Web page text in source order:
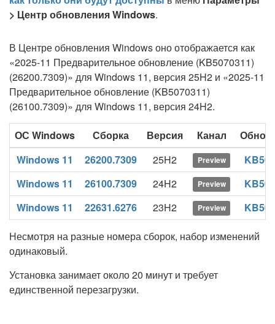
> Центр обновления Windows.
В Центре обновления Windows оно отображается как
«2025-11 Предварительное обновление (KB5070311)
(26200.7309)» для Windows 11, версия 25H2 и «2025-11
Предварительное обновление (KB5070311)
(26100.7309)» для Windows 11, версия 24H2.
ОС Windows Сборка Версия Канал
Windows 11
26200.7309 25H2 Preview
Windows 11
26100.7309 24H2 Preview
Windows 11
22631.6276 23H2 Preview
Несмотря на разные номера сборок, набор изменений
одинаковый.
Установка занимает около 20 минут и требует
единственной перезагрузки.